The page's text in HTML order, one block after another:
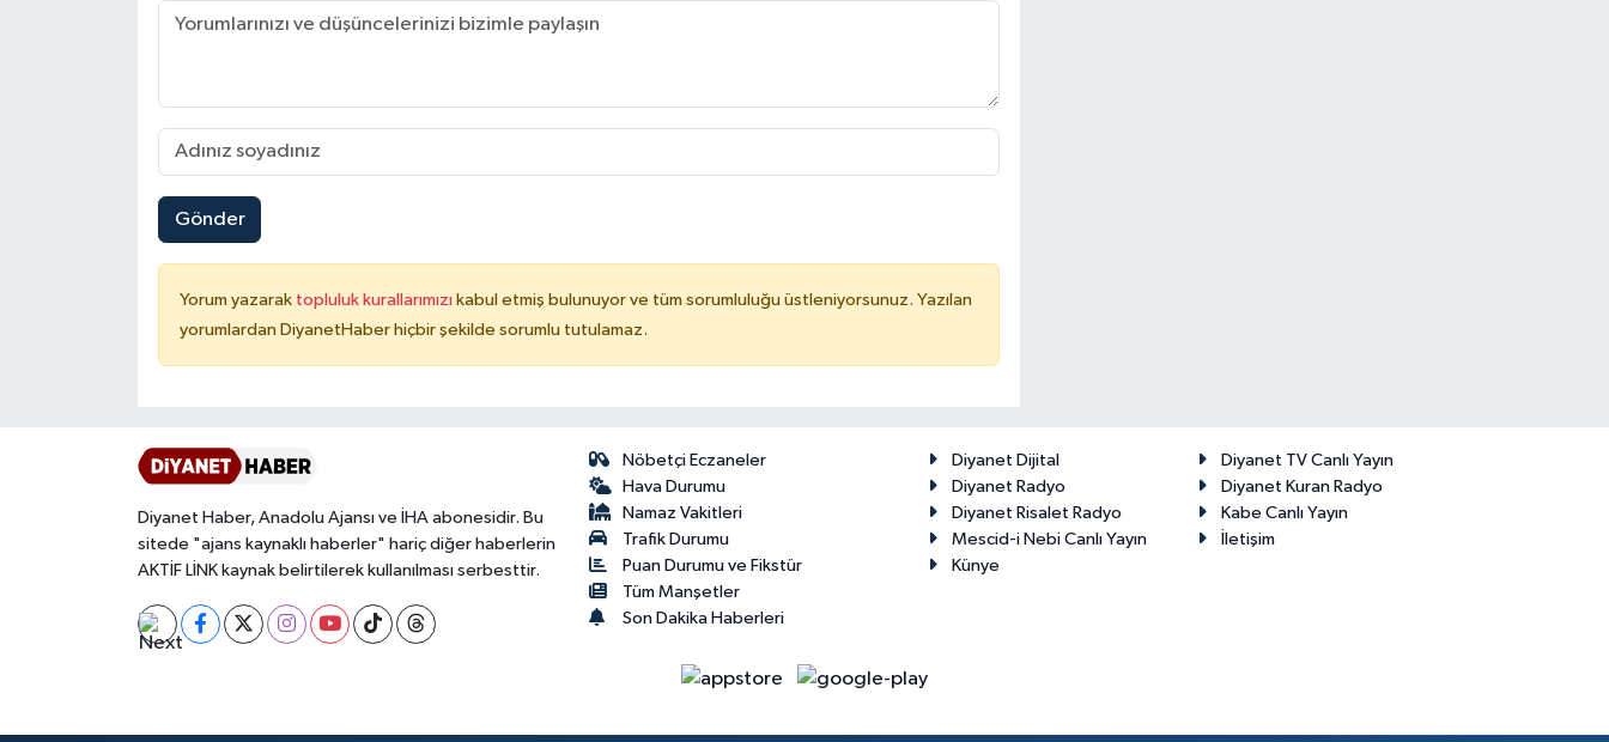
Gönder
Yorum yazarak topluluk kurallarımızı kabul etmiş bulunuyor ve tüm sorumluluğu üstleniyorsunuz. Yazılan
yorumlardan DiyanetHaber hiçbir şekilde sorumlu tutulamaz.
Diyanet Haber, Anadolu Ajansı ve İHA abonesidir. Bu
sitede "ajans kaynaklı haberler" hariç diğer haberlerin
AKTİF LİNK kaynak belirtilerek kullanılması serbesttir.
Nöbetçi Eczaneler
Hava Durumu
Namaz Vakitleri
Trafik Durumu
Puan Durumu ve Fikstür
Tüm Manşetler
Son Dakika Haberleri
Diyanet Dijital
Diyanet TV Canlı Yayın
Diyanet Radyo
Diyanet Kuran Radyo
Diyanet Risalet Radyo
Kabe Canlı Yayın
Mescid-i Nebi Canlı Yayın
İletişim
Künye
Mersin Müftülüğü
Muş Müftülüğü
Nevşehir Müftülüğü
Niğde Müftülüğü
Ordu Müftülüğü
Rize Müftülüğü
Sakarya Müftülüğü
Samsun Müftülüğü
Siirt Müftülüğü